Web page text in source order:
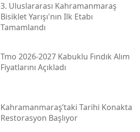
3. Uluslararası Kahramanmaraş
Bisiklet Yarışı'nın Ilk Etabı
Tamamlandı
Tmo 2026-2027 Kabuklu Fındık Alım
Fiyatlarını Açıkladı
Kahramanmaraş’taki Tarihi Konakta
Restorasyon Başlıyor